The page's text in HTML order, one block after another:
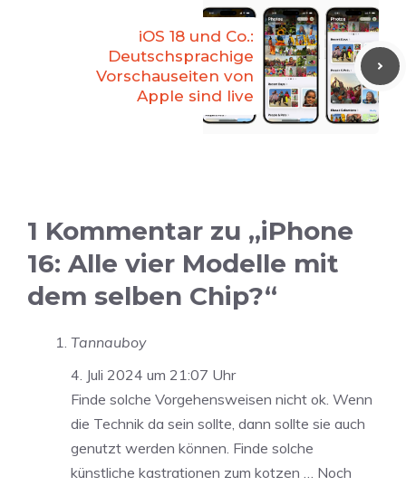
iOS 18 und Co.:
Deutschsprachige
Vorschauseiten von
Apple sind live
1 Kommentar zu „iPhone
16: Alle vier Modelle mit
dem selben Chip?“
Tannauboy
4. Juli 2024 um 21:07 Uhr
Finde solche Vorgehensweisen nicht ok. Wenn
die Technik da sein sollte, dann sollte sie auch
genutzt werden können. Finde solche
künstliche kastrationen zum kotzen … Noch